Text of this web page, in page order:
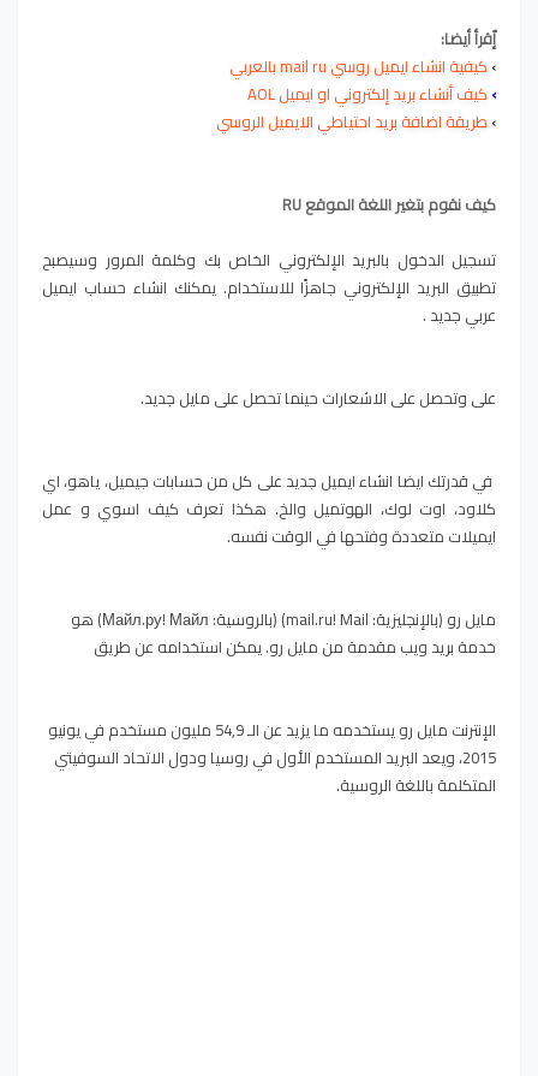
إٌقرأ أيضا:
› كيفية انشاء ايميل روسي mail ru بالعربي
› كيف أنشاء بريد إلكتروني او ايميل AOL
› طريقة اضافة بريد احتياطي الايميل الروسي
كيف نقوم بتغير اللغة الموقع RU
تسجيل الدخول بالبريد الإلكتروني الخاص بك وكلمة المرور وسيصبح
تطبيق البريد الإلكتروني جاهزًا للاستخدام. يمكنك انشاء حساب ايميل
عربي جديد .
على وتحصل على الاشعارات حينما تحصل على مايل جديد.
في قدرتك ايضا انشاء ايميل جديد على كل من حسابات جيميل، ياهو، اي
كلاود، اوت لوك، الهوتميل والخ. هكذا تعرف كيف اسوي و عمل
ايميلات متعددة وفتحها في الوقت نفسه.
مايل رو (بالإنجليزية: mail.ru! Mail) (بالروسية: Майл.ру! Майл) هو
خدمة بريد ويب مقدمة من مايل رو. يمكن استخدامه عن طريق
الإنترنت مايل رو يستخدمه ما يزيد عن الـ 54,9 مليون مستخدم في يونيو
2015، ويعد البريد المستخدم الأول في روسيا ودول الاتحاد السوفيتي
المتكلمة باللغة الروسية.